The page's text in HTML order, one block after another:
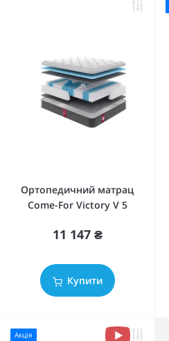
Ортопедичний матрац
Come-For Victory V 5
11 147 ₴
Купити
Акція